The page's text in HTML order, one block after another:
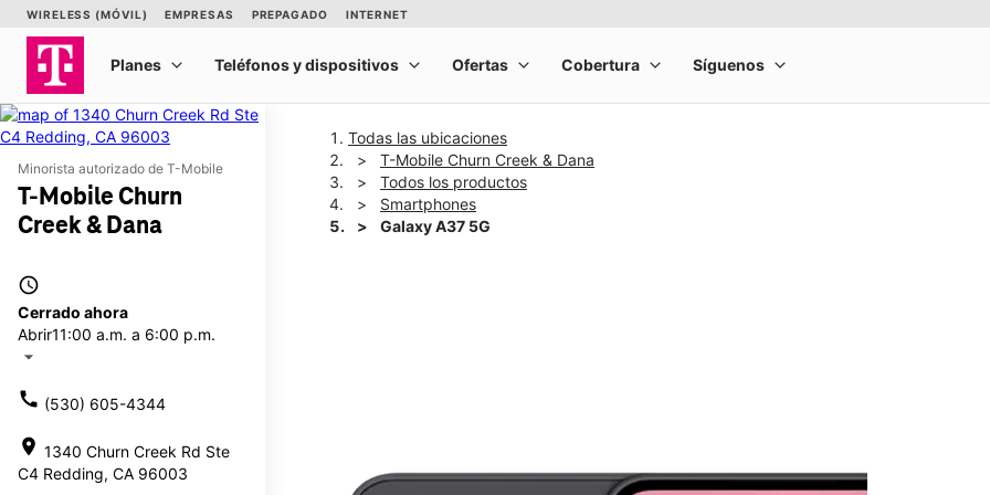
Minorista autorizado de T-Mobile
T-Mobile Churn
Creek & Dana
access_time
Cerrado ahora
Abrir11:00 a.m. a 6:00 p.m.
arrow_drop_down
call (530) 605-4344
location_on 1340 Churn Creek Rd Ste
C4 Redding, CA 96003
Todas las ubicaciones
T-Mobile Churn Creek & Dana
Todos los productos
Smartphones
Galaxy A37 5G